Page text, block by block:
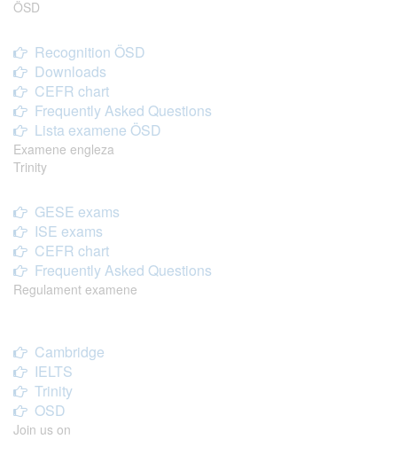
ÖSD
Recognition ÖSD
Downloads
CEFR chart
Frequently Asked Questions
Lista examene ÖSD
Examene engleza
Trinity
GESE exams
ISE exams
CEFR chart
Frequently Asked Questions
Regulament examene
Cambridge
IELTS
Trinity
OSD
Join us on